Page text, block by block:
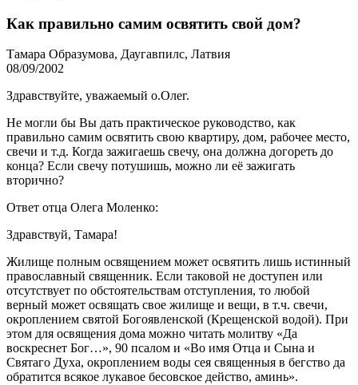
Как правильно самим освятить свой дом?
Тамара Образумова, Даугавпилс, Латвия
08/09/2002
Здравствуйте, уважаемый о.Олег.
Не могли бы Вы дать практическое руководство, как
правильно самим освятить свою квартиру, дом, рабочее место,
свечи и т.д. Когда зажигаешь свечу, она должна догореть до
конца? Если свечу потушишь, можно ли её зажигать
вторично?
Ответ отца Олега Моленко:
Здравствуй, Тамара!
Жилище полным освящением может освятить лишь истинный
православный священник. Если таковой не доступен или
отсутствует по обстоятельствам отступления, то любой
верный может освящать свое жилище и вещи, в т.ч. свечи,
окроплением святой Богоявленской (Крещенской водой). При
этом для освящения дома можно читать молитву «Да
воскреснет Бог…», 90 псалом и «Во имя Отца и Сына и
Святаго Духа, окроплением воды сея священныя в бегство да
обратится всякое лукавое бесовское действо, аминь».